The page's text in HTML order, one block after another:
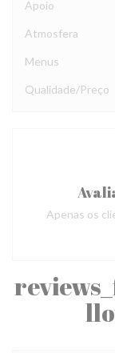
Apoio
Atmosfera
Menus
Qualidade/Preço
Apenas os